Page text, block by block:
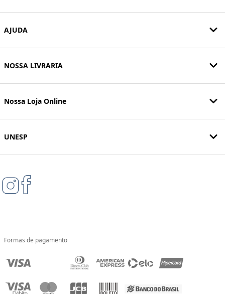
AJUDA
NOSSA LIVRARIA
Nossa Loja Online
UNESP
Formas de pagamento